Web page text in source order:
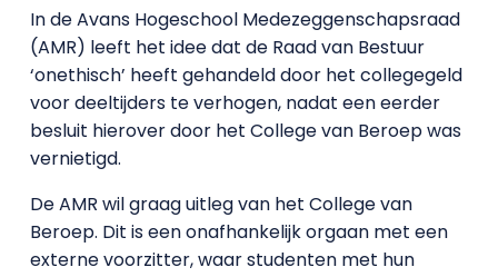
In de Avans Hogeschool Medezeggenschapsraad
(AMR) leeft het idee dat de Raad van Bestuur
‘onethisch’ heeft gehandeld door het collegegeld
voor deeltijders te verhogen, nadat een eerder
besluit hierover door het College van Beroep was
vernietigd.
De AMR wil graag uitleg van het College van
Beroep. Dit is een onafhankelijk orgaan met een
externe voorzitter, waar studenten met hun